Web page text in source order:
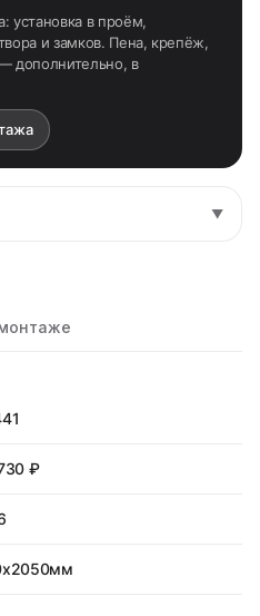
установка в проём,
и замков. Пена, крепёж,
дополнительно, в
▼
₽